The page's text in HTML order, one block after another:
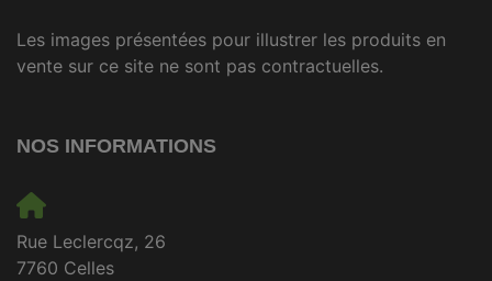
Les images présentées pour illustrer les produits en
vente sur ce site ne sont pas contractuelles.
NOS INFORMATIONS
Rue Leclercqz, 26
7760 Celles